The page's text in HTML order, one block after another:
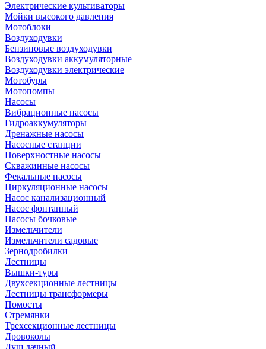
Электрические культиваторы
Мойки высокого давления
Мотоблоки
Воздуходувки
Бензиновые воздуходувки
Воздуходувки аккумуляторные
Воздуходувки электрические
Мотобуры
Мотопомпы
Насосы
Вибрационные насосы
Гидроаккумуляторы
Дренажные насосы
Насосные станции
Поверхностные насосы
Скважинные насосы
Фекальные насосы
Циркуляционные насосы
Насос канализационный
Насос фонтанный
Насосы бочковые
Измельчители
Измельчители садовые
Зернодробилки
Лестницы
Вышки-туры
Двухсекционные лестницы
Лестницы трансформеры
Помосты
Стремянки
Трехсекционные лестницы
Дровоколы
Душ дачный